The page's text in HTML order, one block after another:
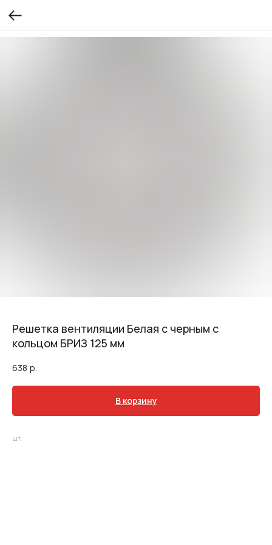
Решетка вентиляции Белая с черным с
кольцом БРИЗ 125 мм
638 р.
В корзину
шт.